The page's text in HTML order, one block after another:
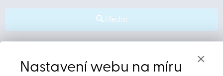
Hledat
Nastavení webu na míru ×